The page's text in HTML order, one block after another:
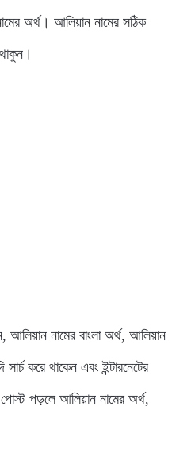
অর্থ। আলিয়ান নামের সঠিক
আলিয়ান নামের বাংলা অর্থ, আলিয়ান
করে থাকেন এবং ইন্টারনেটের
পড়লে আলিয়ান নামের অর্থ,